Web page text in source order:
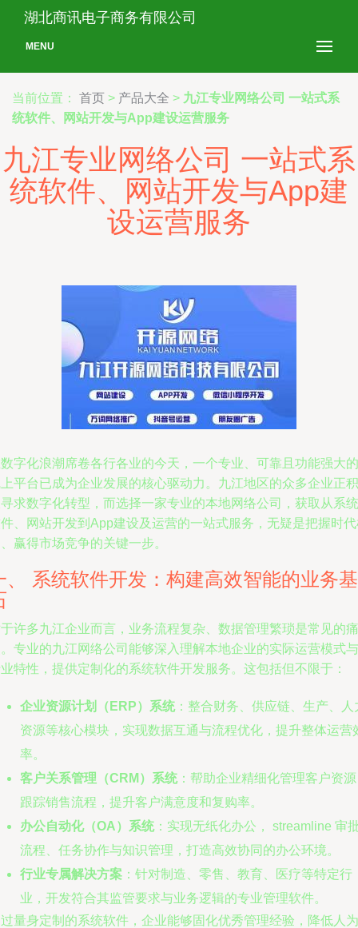
湖北商讯电子商务有限公司
MENU
当前位置： 首页 > 产品大全 > 九江专业网络公司 一站式系
统软件、网站开发与App建设运营服务
九江专业网络公司 一站式系
统软件、网站开发与App建
设运营服务
字化浪潮席卷各行各业的今天，一个专业、可靠且功能强大的
平台已成为企业发展的核心驱动力。九江地区的众多企业正积
求数字化转型，而选择一家专业的本地网络公司，获取从系统
、网站开发到App建设及运营的一站式服务，无疑是把握时
赢得市场竞争的关键一步。
、 系统软件开发：构建高效智能的业务基
许多九江企业而言，业务流程复杂、数据管理繁琐是常见的痛
专业的九江网络公司能够深入理解本地企业的实际运营模式与
特性，提供定制化的系统软件开发服务。这包括但不限于：
企业资源计划（ERP）系统：整合财务、供应链、生产、人
资源等核心模块，实现数据互通与流程优化，提升整体运营
率。
客户关系管理（CRM）系统：帮助企业精细化管理客户资
跟踪销售流程，提升客户满意度和复购率。
办公自动化（OA）系统：实现无纸化办公， streamline 审
流程、任务协作与知识管理，打造高效协同的办公环境。
行业专属解决方案 ：针对制造、零售、教育、医疗等特定行
业，开发符合其监管要求与业务逻辑的专业管理软件。
量身定制的系统软件，企业能够固化优秀管理经验，降低人为